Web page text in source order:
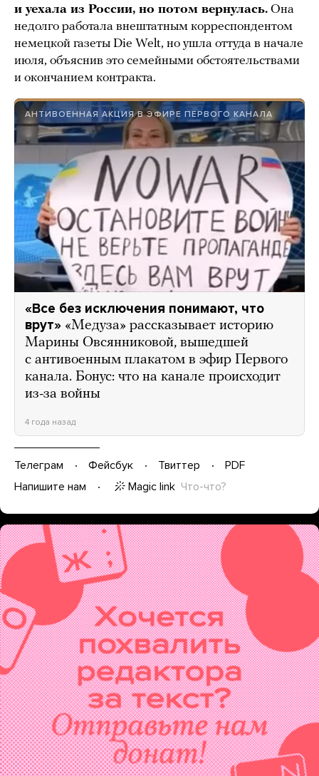
и уехала из России, но потом вернулась. Она
недолго работала внештатным корреспондентом
немецкой газеты Die Welt, но ушла оттуда в начале
июля, объяснив это семейными обстоятельствами
и окончанием контракта.
АНТИВОЕННАЯ АКЦИЯ В ЭФИРЕ ПЕРВОГО КАНАЛА
«Все без исключения понимают, что
врут» «Медуза» рассказывает историю
Марины Овсянниковой, вышедшей
с антивоенным плакатом в эфир Первого
канала. Бонус: что на канале происходит
из-за войны
4 года назад
Телеграм Фейсбук Твиттер
PDF
Напишите нам
Magic link Что-что?